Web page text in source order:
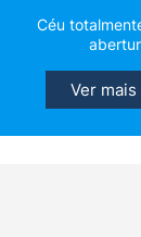
Céu
Ver